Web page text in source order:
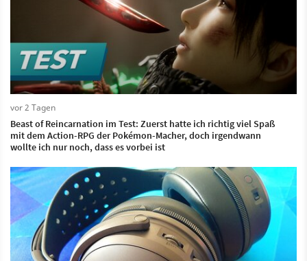
vor 2 Tagen
Beast of Reincarnation im Test: Zuerst hatte ich richtig viel Spaß
mit dem Action-RPG der Pokémon-Macher, doch irgendwann
wollte ich nur noch, dass es vorbei ist